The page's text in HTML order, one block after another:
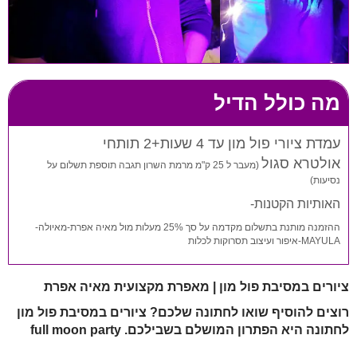
מה כולל הדיל
עמדת ציורי פול מון עד 4 שעות+2 תותחי
אולטרא סגול
(מעבר ל 25 ק"מ מרמת השרון תגבה תוספת תשלום על
נסיעות)
האותיות הקטנות-
ההזמנה מותנת בתשלום מקדמה על סך 25% מעלות מול מאיה אפרת-מאיולה-
MAYULA-איפור ועיצוב תסרוקות לכלות
ציורים במסיבת פול מון | מאפרת מקצועית מאיה אפרת
רוצים להוסיף שואו לחתונה שלכם? ציורים במסיבת פול מון
לחתונה היא הפתרון המושלם בשבילכם. full moon party